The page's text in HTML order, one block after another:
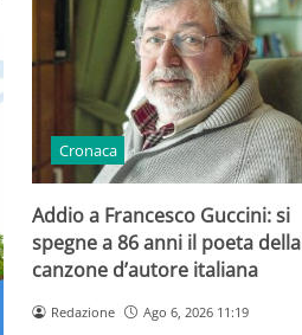
Cronaca
Addio a Francesco Guccini: si
spegne a 86 anni il poeta della
canzone d’autore italiana
Redazione Ago 6, 2026 11:19